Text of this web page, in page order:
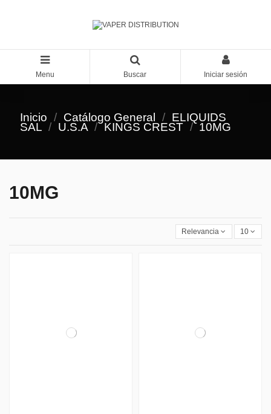
Menu Buscar Iniciar sesión
Inicio Catálogo General ELIQUIDS
SAL U.S.A KINGS CREST 10MG
10MG
Relevancia 10